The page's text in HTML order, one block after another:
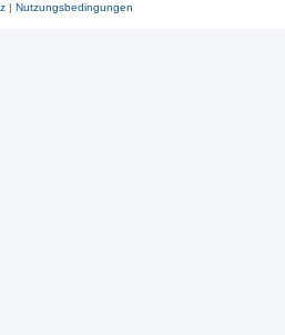
| Nutzungsbedingungen